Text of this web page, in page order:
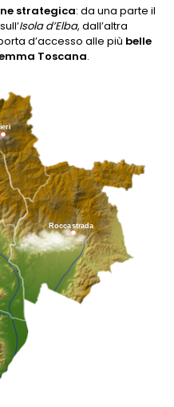
strategica: da una parte il
Isola d’Elba, dall’altra
d’accesso alle più belle
Toscana.
Roccastrada